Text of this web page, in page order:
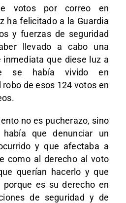
votos por correo en
ha felicitado a la Guardia
y fuerzas de seguridad
llevado a cabo una
inmediata que diese luz a
se había vivido en
de esos 124 votos en
no es pucherazo, sino
que denunciar un
y que afectaba a
como al derecho al voto
querían hacerlo y que
es su derecho en
de seguridad y de